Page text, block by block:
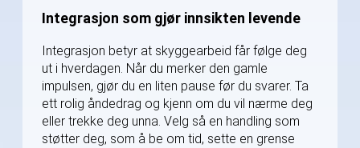
Integrasjon som gjør innsikten levende
Integrasjon betyr at skyggearbeid får følge deg
ut i hverdagen. Når du merker den gamle
impulsen, gjør du en liten pause før du svarer. Ta
ett rolig åndedrag og kjenn om du vil nærme deg
eller trekke deg unna. Velg så en handling som
støtter deg, som å be om tid, sette en grense